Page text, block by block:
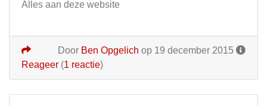
Alles aan deze website
Door Ben Opgelich op 19 december 2015
Reageer (1 reactie)